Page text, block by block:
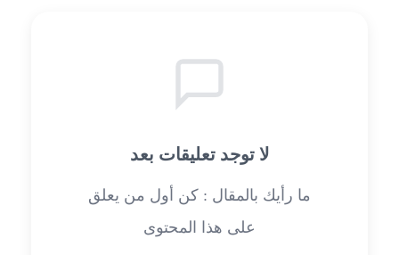
لا توجد تعليقات بعد
ما رأيك بالمقال : كن أول من يعلق
على هذا المحتوى